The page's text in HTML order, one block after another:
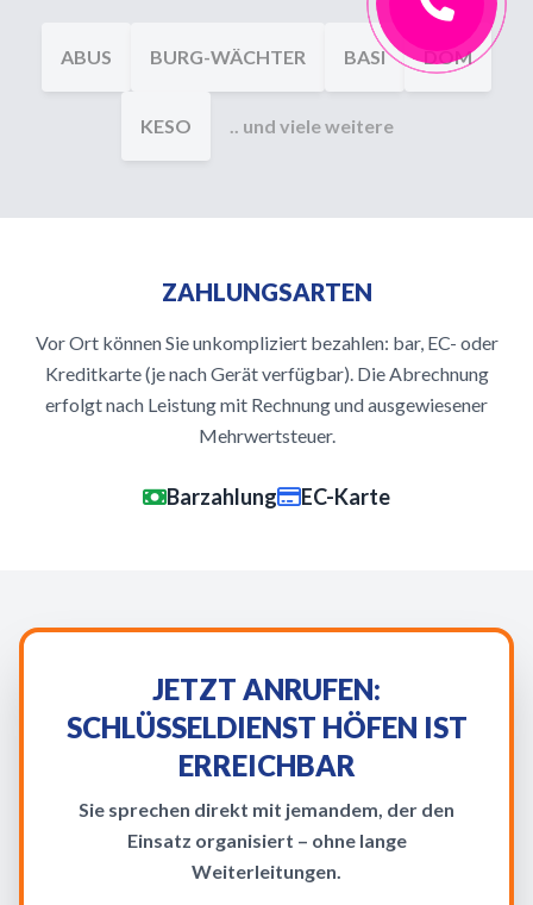
ABUS BURG-WÄCHTER BASI DOM
KESO .. und viele weitere
ZAHLUNGSARTEN
Vor Ort können Sie unkompliziert bezahlen: bar, EC- oder
Kreditkarte (je nach Gerät verfügbar). Die Abrechnung
erfolgt nach Leistung mit Rechnung und ausgewiesener
Mehrwertsteuer.
Barzahlung EC-Karte
JETZT ANRUFEN:
SCHLÜSSELDIENST HÖFEN IST
ERREICHBAR
Sie sprechen direkt mit jemandem, der den
Einsatz organisiert – ohne lange
Weiterleitungen.